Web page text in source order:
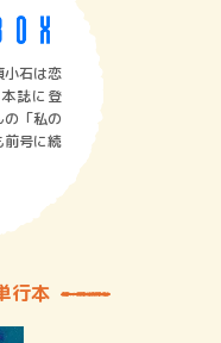
小石は恋
誌に登
「私の
前号に続
行本